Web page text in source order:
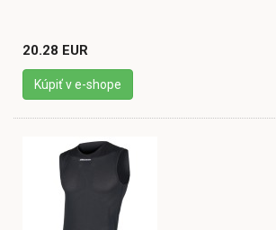
20.28 EUR
Kúpiť v e-shope